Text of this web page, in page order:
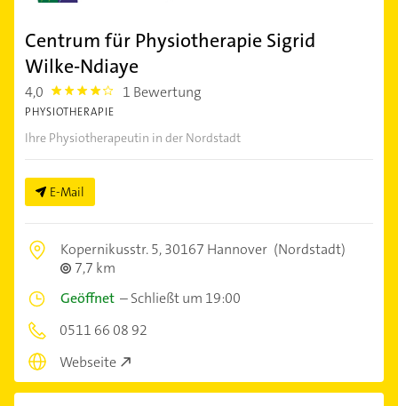
Centrum für Physiotherapie Sigrid
Wilke-Ndiaye
4,0 4.0 1 Bewertung
PHYSIOTHERAPIE
Ihre Physiotherapeutin in der Nordstadt
E-Mail
Kopernikusstr. 5,30167 Hannover (Nordstadt)
7,7 km
Geöffnet –Schließt um 19:00
0511 66 08 92
Webseite